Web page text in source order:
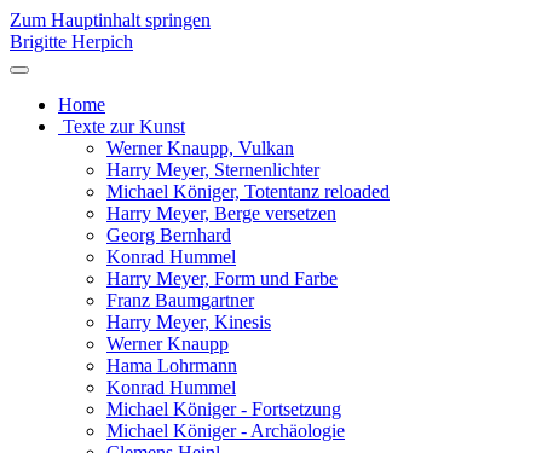
Zum Hauptinhalt springen
Brigitte Herpich
Home
Texte zur Kunst
Werner Knaupp, Vulkan
Harry Meyer, Sternenlichter
Michael Königer, Totentanz reloaded
Harry Meyer, Berge versetzen
Georg Bernhard
Konrad Hummel
Harry Meyer, Form und Farbe
Franz Baumgartner
Harry Meyer, Kinesis
Werner Knaupp
Hama Lohrmann
Konrad Hummel
Michael Königer - Fortsetzung
Michael Königer - Archäologie